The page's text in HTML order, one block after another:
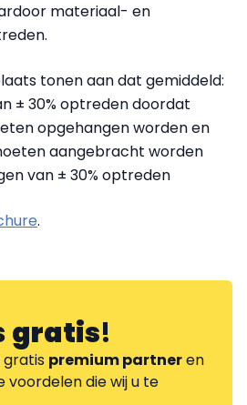
materiaal- en
tonen aan dat gemiddeld:
± 30% optreden doordat
opgehangen worden en
aangebracht worden
van ± 30% optreden
.
gratis!
gratis premium partneren
voordelen die wij u te